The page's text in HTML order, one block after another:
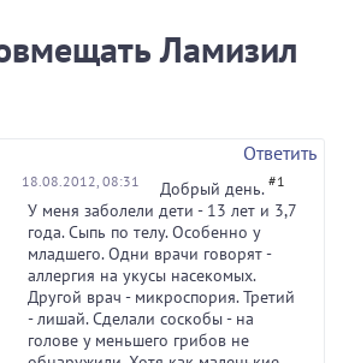
Ламизил
Ответить
18.08.2012, 08:31 #1
Добрый день.
У меня заболели дети - 13 лет и 3,7
года. Сыпь по телу. Особенно у
младшего. Одни врачи говорят -
аллергия на укусы насекомых.
Другой врач - микроспория. Третий
- лишай. Сделали соскобы - на
голове у меньшего грибов не